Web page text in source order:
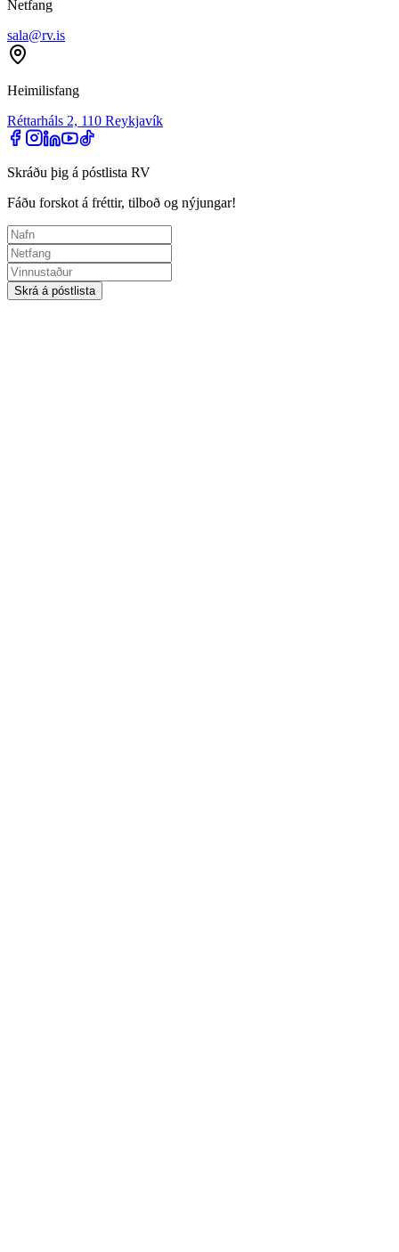
Netfang
sala@rv.is
Heimilisfang
Réttarháls 2, 110 Reykjavík
Skráðu þig á póstlista RV
Fáðu forskot á fréttir, tilboð og nýjungar!
Skrá á póstlista